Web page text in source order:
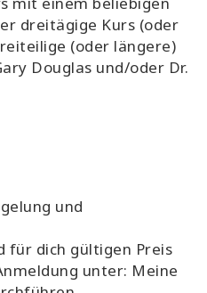
dreitägige Kurs (oder
(oder längere)
Douglas und/oder Dr.
und
für dich gültigen Preis
unter: Meine